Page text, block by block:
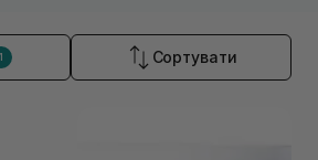
1 Сортувати